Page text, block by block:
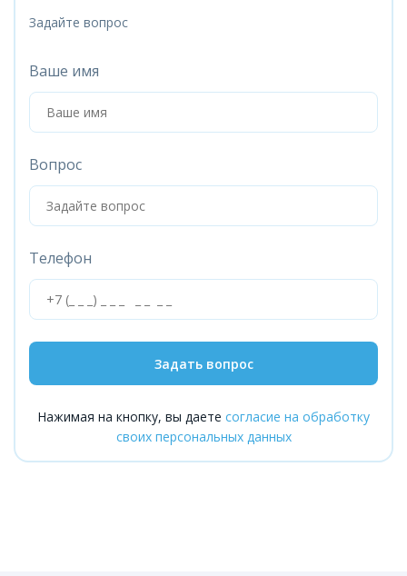
Задайте вопрос
Ваше имя
Вопрос
Телефон
Задать вопрос
Нажимая на кнопку, вы даете согласие на обработку
своих персональных данных